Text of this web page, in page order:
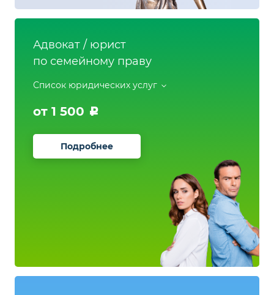
Адвокат / юрист
по семейному праву
Список юридических услуг
от 1 500
Подробнее